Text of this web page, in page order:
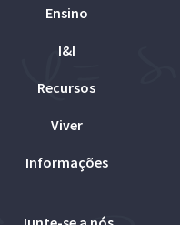
Ensino
I&I
Recursos
Viver
Informações